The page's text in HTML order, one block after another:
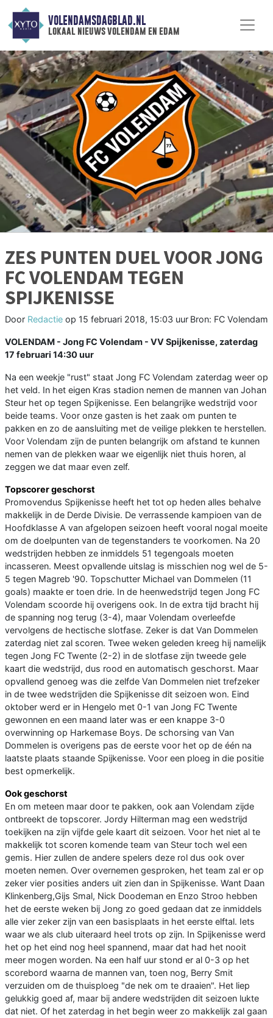
VOLENDAMSDAGBLAD.NL
lokaal nieuws volendam en edam
ZES PUNTEN DUEL VOOR JONG
FC VOLENDAM TEGEN
SPIJKENISSE
Door Redactie op 15 februari 2018, 15:03 uur Bron: FC Volendam
VOLENDAM - Jong FC Volendam - VV Spijkenisse, zaterdag
17 februari 14:30 uur
Na een weekje "rust" staat Jong FC Volendam zaterdag weer op
het veld. In het eigen Kras stadion nemen de mannen van Johan
Steur het op tegen Spijkenisse. Een belangrijke wedstrijd voor
beide teams. Voor onze gasten is het zaak om punten te
pakken en zo de aansluiting met de veilige plekken te herstellen.
Voor Volendam zijn de punten belangrijk om afstand te kunnen
nemen van de plekken waar we eigenlijk niet thuis horen, al
zeggen we dat maar even zelf.
Topscorer geschorst
Promovendus Spijkenisse heeft het tot op heden alles behalve
makkelijk in de Derde Divisie. De verrassende kampioen van de
Hoofdklasse A van afgelopen seizoen heeft vooral nogal moeite
om de doelpunten van de tegenstanders te voorkomen. Na 20
wedstrijden hebben ze inmiddels 51 tegengoals moeten
incasseren. Meest opvallende uitslag is misschien nog wel de 5-
5 tegen Magreb '90. Topschutter Michael van Dommelen (11
goals) maakte er toen drie. In de heenwedstrijd tegen Jong FC
Volendam scoorde hij overigens ook. In de extra tijd bracht hij
de spanning nog terug (3-4), maar Volendam overleefde
vervolgens de hectische slotfase. Zeker is dat Van Dommelen
zaterdag niet zal scoren. Twee weken geleden kreeg hij namelijk
tegen Jong FC Twente (2-2) in de slotfase zijn tweede gele
kaart die wedstrijd, dus rood en automatisch geschorst. Maar
opvallend genoeg was die zelfde Van Dommelen niet trefzeker
in de twee wedstrijden die Spijkenisse dit seizoen won. Eind
oktober werd er in Hengelo met 0-1 van Jong FC Twente
gewonnen en een maand later was er een knappe 3-0
overwinning op Harkemase Boys. De schorsing van Van
Dommelen is overigens pas de eerste voor het op de één na
laatste plaats staande Spijkenisse. Voor een ploeg in die positie
best opmerkelijk.
Ook geschorst
En om meteen maar door te pakken, ook aan Volendam zijde
ontbreekt de topscorer. Jordy Hilterman mag een wedstrijd
toekijken na zijn vijfde gele kaart dit seizoen. Voor het niet al te
makkelijk tot scoren komende team van Steur toch wel een
gemis. Hier zullen de andere spelers deze rol dus ook over
moeten nemen. Over overnemen gesproken, het team zal er op
zeker vier posities anders uit zien dan in Spijkenisse. Want Daan
Klinkenberg,Gijs Smal, Nick Doodeman en Enzo Stroo hebben
het de eerste weken bij Jong zo goed gedaan dat ze inmiddels
alle vier zeker zijn van een basisplaats in het eerste elftal. Iets
waar we als club uiteraard heel trots op zijn. In Spijkenisse werd
het op het eind nog heel spannend, maar dat had het nooit
meer mogen worden. Na een half uur stond er al 0-3 op het
scorebord waarna de mannen van, toen nog, Berry Smit
verzuiden om de thuisploeg "de nek om te draaien". Het liep
gelukkig goed af, maar bij andere wedstrijden dit seizoen lukte
dat niet. Of het zaterdag in het begin weer zo makkelijk zal gaan